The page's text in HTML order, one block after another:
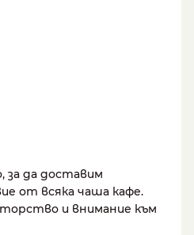
за да доставим
от всяка чаша кафе.
и внимание към